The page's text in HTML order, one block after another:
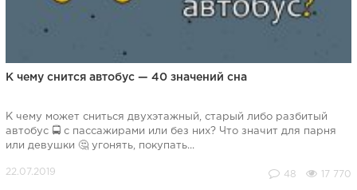
К чему снится автобус — 40 значений сна
К чему может сниться двухэтажный, старый либо разбитый
автобус 🚍 с пассажирами или без них? Что значит для парня
или девушки 🤔 угонять, покупать...
48 17 770